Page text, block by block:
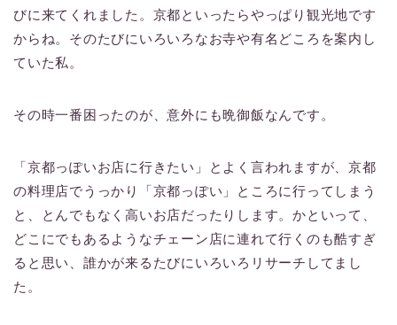
びに来てくれました。京都といったらやっぱり観光地です
からね。そのたびにいろいろなお寺や有名どころを案内し
ていた私。
その時一番困ったのが、意外にも晩御飯なんです。
「京都っぽいお店に行きたい」とよく言われますが、京都
の料理店でうっかり「京都っぽい」ところに行ってしまう
と、とんでもなく高いお店だったりします。かといって、
どこにでもあるようなチェーン店に連れて行くのも酷すぎ
ると思い、誰かが来るたびにいろいろリサーチしてまし
た。